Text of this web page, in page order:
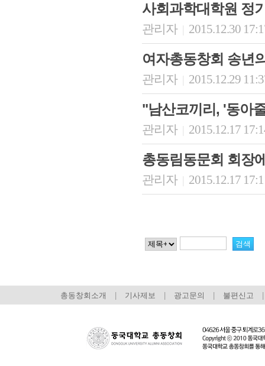
사회과학대학원 정
관리자 2015.12.30
여자총동창회 송년
관리자 2015.12.29
"남산코끼리, '동아
관리자 2015.12.17
총동림동문회 회장
관리자 2015.12.17
총동창회소개 기사제보 광고문의 불편신고